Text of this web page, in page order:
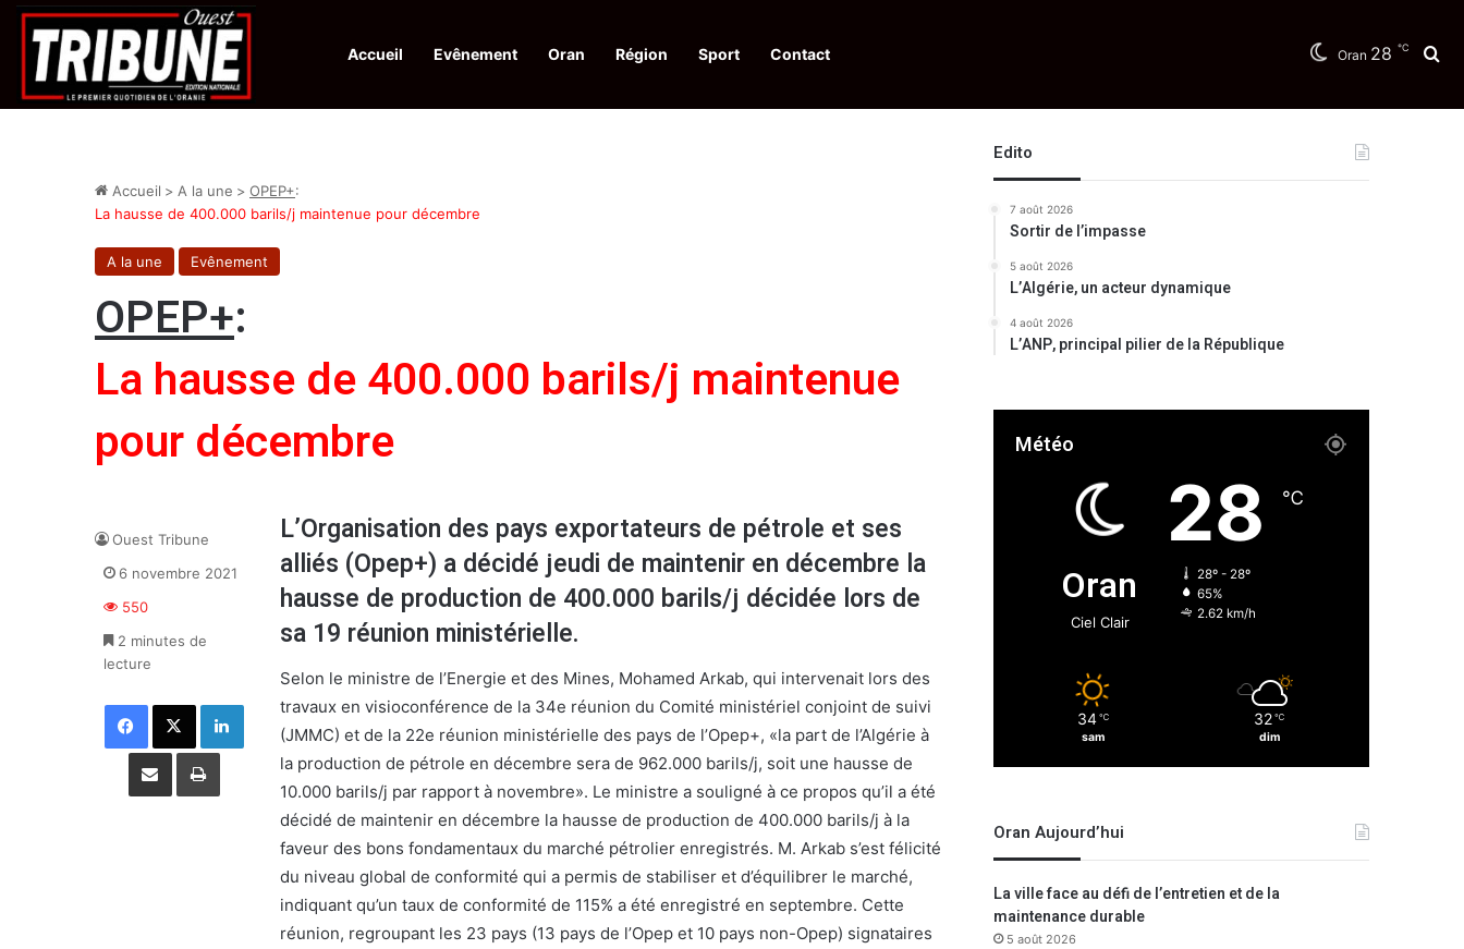
Accueil Evênement Oran Région Sport Contact Oran 28 ℃
Infos en Direct: Lutte contre les drogues : octroi de récompenses financières aux dénonciateurs de trafiquants
Accueil > A la une > OPEP+:
La hausse de 400.000 barils/j maintenue pour décembre
A la une Evênement
OPEP+:
La hausse de 400.000 barils/j maintenue
pour décembre
L’Organisation des pays exportateurs de pétrole et ses
alliés (Opep+) a décidé jeudi de maintenir en décembre la
hausse de production de 400.000 barils/j décidée lors de
sa 19 réunion ministérielle.
Selon le ministre de l’Energie et des Mines, Mohamed Arkab, qui intervenait lors des
travaux en visioconférence de la 34e réunion du Comité ministériel conjoint de suivi
(JMMC) et de la 22e réunion ministérielle des pays de l’Opep+, «la part de l’Algérie à
la production de pétrole en décembre sera de 962.000 barils/j, soit une hausse de
10.000 barils/j par rapport à novembre». Le ministre a souligné à ce propos qu’il a été
décidé de maintenir en décembre la hausse de production de 400.000 barils/j à la
faveur des bons fondamentaux du marché pétrolier enregistrés. M. Arkab s’est félicité
du niveau global de conformité qui a permis de stabiliser et d’équilibrer le marché,
indiquant qu’un taux de conformité de 115% a été enregistré en septembre. Cette
réunion, regroupant les 23 pays (13 pays de l’Opep et 10 pays non-Opep) signataires
Ouest Tribune
6 novembre 2021
550
2 minutes de
lecture
Facebook X Linkedin
Partager par email Imprimer
Edito
7 août 2026
Sortir de l’impasse
5 août 2026
L’Algérie, un acteur dynamique
4 août 2026
L’ANP, principal pilier de la République
Météo
Oran
Ciel Clair
28 ℃
28º - 28º
65%
2.62 km/h
34 ℃
sam
32 ℃
dim
Oran Aujourd’hui
La ville face au défi de l’entretien et de la
maintenance durable
5 août 2026